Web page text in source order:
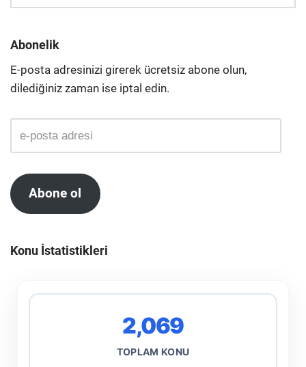
Abonelik
E-posta adresinizi girerek ücretsiz abone olun,
dilediğiniz zaman ise iptal edin.
Abone ol
Konu İstatistikleri
2,069
TOPLAM KONU